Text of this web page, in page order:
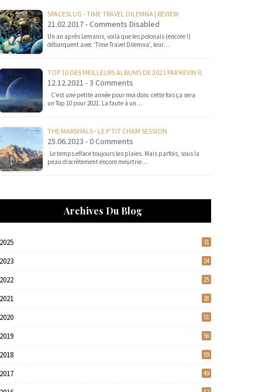
SPACESLUG - TIME TRAVEL DILEMNA | REVIEW
21.02.2017 - Comments Disabled
Un an après Lemanis, voilà que les polonais (encore !)
débarquent avec ‘Time Travel Dilemna’, leur…
TOP 10 DES MEILLEURS ALBUMS DE 2021 PAR KEVIN R.
12.12.2021 - 3 Comments
C’est une petite année pour moi donc cette fois ça sera
un Top 10 pour 2021. La faute à un…
THE MARSHALS - LE P'TIT CHAM SESSION
25.06.2023 - 0 Comments
Le temps efface toujours les plaies. Mais parfois, sous la
peau discrètement encore meurtrie…
Archives Du Blog
2025 31
2023 24
2022 25
2021 28
2020 51
2019 56
2018 59
2017 49